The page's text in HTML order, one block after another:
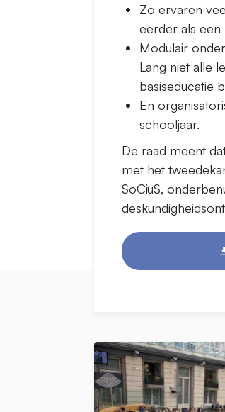
Zo ervaren
eerder als een
Modulair
Lang niet alle
basiseducatie
En
schooljaar.
De raad meent
met het
SoCiuS,